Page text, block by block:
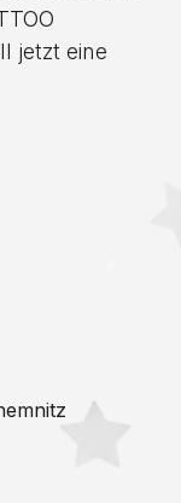
jetzt eine